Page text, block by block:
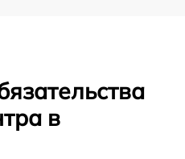
в